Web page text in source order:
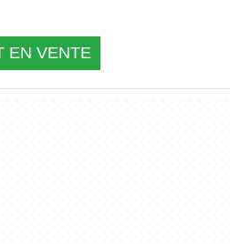
EN VENTE